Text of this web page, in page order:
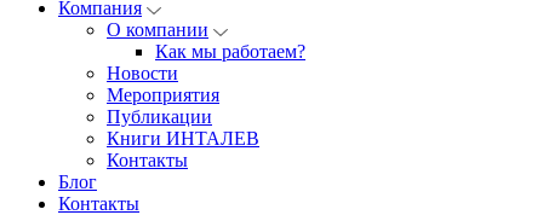
Компания
О компании
Как мы работаем?
Новости
Мероприятия
Публикации
Книги ИНТАЛЕВ
Контакты
Блог
Контакты